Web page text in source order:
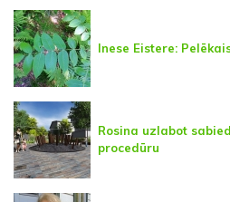
Inese Eistere:
Rosina uzlabot
procedūru